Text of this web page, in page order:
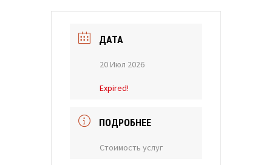
ДАТА
20 Июл 2026
Expired!
ПОДРОБНЕЕ
Стоимость услуг